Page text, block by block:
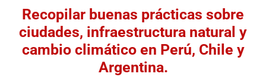
Recopilar buenas prácticas sobre
ciudades, infraestructura natural y
cambio climático en Perú, Chile y
Argentina.